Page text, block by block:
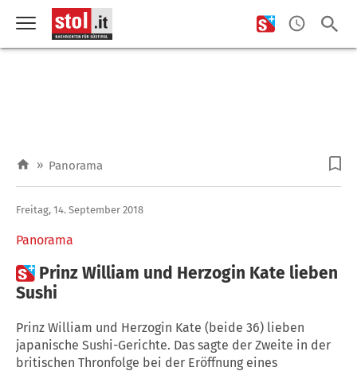
» Panorama
Panorama
Freitag, 14. September 2018
 Prinz William und Herzogin Kate lieben
Sushi
Prinz William und Herzogin Kate (beide 36) lieben
japanische Sushi-Gerichte. Das sagte der Zweite in der
britischen Thronfolge bei der Eröffnung eines